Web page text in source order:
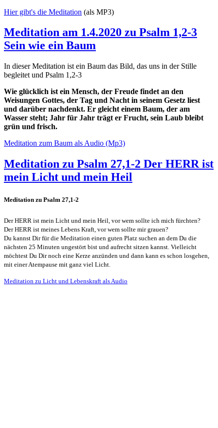
Hier gibt's die Meditation (als MP3)
Meditation am 1.4.2020 zu Psalm 1,2-3
Sein wie ein Baum
In dieser Meditation ist ein Baum das Bild, das uns in der Stille
begleitet und Psalm 1,2-3
Wie glücklich ist ein Mensch, der Freude findet an den
Weisungen Gottes, der Tag und Nacht in seinem Gesetz liest
und darüber nachdenkt. Er gleicht einem Baum, der am
Wasser steht; Jahr für Jahr trägt er Frucht, sein Laub bleibt
grün und frisch.
Meditation zum Baum als Audio (Mp3)
Meditation zu Psalm 27,1-2 Der HERR ist
mein Licht und mein Heil
Meditation zu Psalm 27,1-2
Der HERR ist mein Licht und mein Heil, vor wem sollte ich mich fürchten?
Der HERR ist meines Lebens Kraft, vor wem sollte mir grauen?
Du kannst Dir für die Meditation einen guten Platz suchen an dem Du die
nächsten 25 Minuten ungestört bist und aufrecht sitzen kannst. Vielleicht
möchtest Du Dir noch eine Kerze anzünden und dann kann es schon losgehen,
mit einer Atempause mit ganz viel Licht.
Meditation zu Licht und Lebenskraft als Audio